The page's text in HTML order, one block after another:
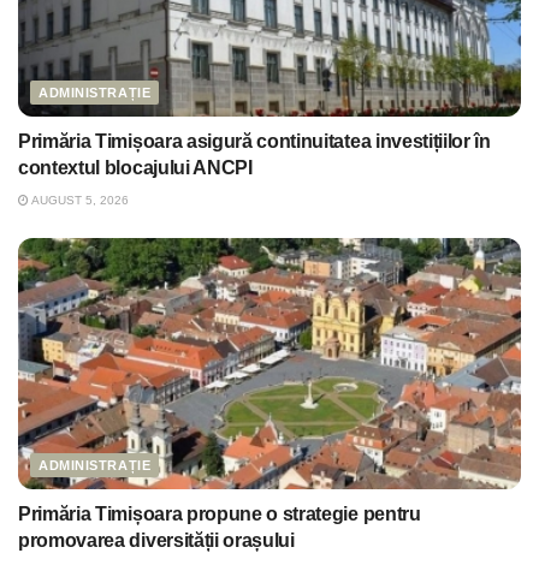
ADMINISTRAȚIE
Primăria Timișoara asigură continuitatea investițiilor în
contextul blocajului ANCPI
AUGUST 5, 2026
ADMINISTRAȚIE
Primăria Timișoara propune o strategie pentru
promovarea diversității orașului